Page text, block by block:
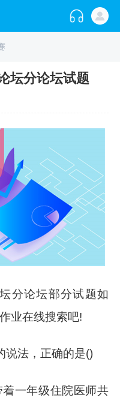
坛分论坛试题
分论坛部分试题如
业在线搜索吧!
说法，正确的是()
一年级住院医师共